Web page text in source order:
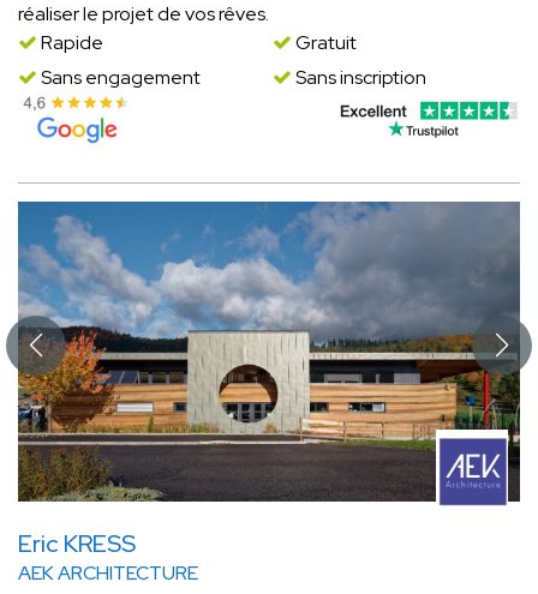
réaliser le projet de vos rêves.
Rapide
Gratuit
Sans engagement
Sans inscription
Eric KRESS
AEK ARCHITECTURE